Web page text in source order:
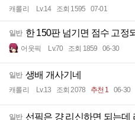
캐롤리 Lv.14 조회 1595 07-01
일반 한 150판 넘기면 점수 고정
어웃픽 Lv.70 조회 1859 06-30
일반 생배 개사기네
캐롤리 Lv.13 조회 2078 추천 1 06-30
일반 선픽은 걍 리신하면 되는데